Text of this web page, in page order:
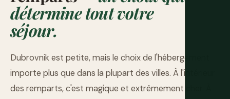
détermine tout votre
séjour.
Dubrovnik est petite, mais le choix de l'hébergement
importe plus que dans la plupart des villes. À l'intérieur
des remparts, c'est magique et extrêmement cher. À